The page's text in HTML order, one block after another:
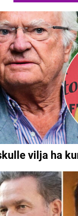
vilja ha